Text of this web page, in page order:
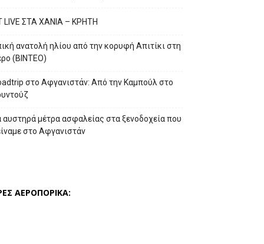
LIVE ΣΤΑ ΧΑΝΙΑ – ΚΡΗΤΗ
ανατολή ηλίου από την κορυφή Απιτίκι στη
(ΒΙΝΤΕΟ)
στο Αφγανιστάν: Από την Καμπούλ στο
αυστηρά μέτρα ασφαλείας στα ξενοδοχεία που
στο Αφγανιστάν
ΑΕΡΟΠΟΡΙΚΑ: